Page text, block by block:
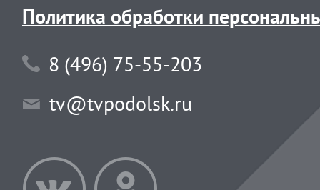
Политика обработки
8 (496) 75-55-203
tv@tvpodolsk.ru